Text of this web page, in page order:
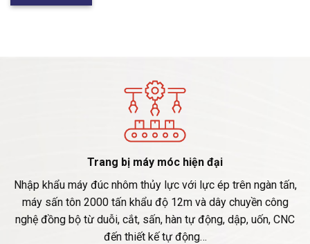
Trang bị máy móc hiện đại
Nhập khẩu máy đúc nhôm thủy lực với lực ép trên ngàn tấn,
máy sấn tôn 2000 tấn khẩu độ 12m và dây chuyền công
nghệ đồng bộ từ duỗi, cắt, sấn, hàn tự động, dập, uốn, CNC
đến thiết kế tự động…